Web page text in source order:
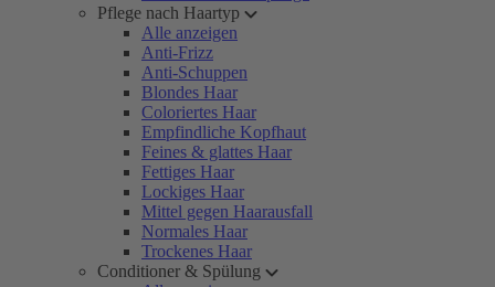
Pflege nach Haartyp
Alle anzeigen
Anti-Frizz
Anti-Schuppen
Blondes Haar
Coloriertes Haar
Empfindliche Kopfhaut
Feines & glattes Haar
Fettiges Haar
Lockiges Haar
Mittel gegen Haarausfall
Normales Haar
Trockenes Haar
Conditioner & Spülung